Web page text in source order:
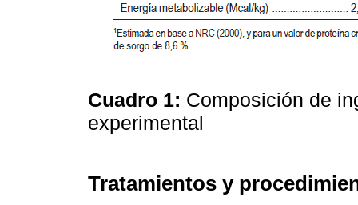
Cuadro 1: Composición de
experimental
Tratamientos y